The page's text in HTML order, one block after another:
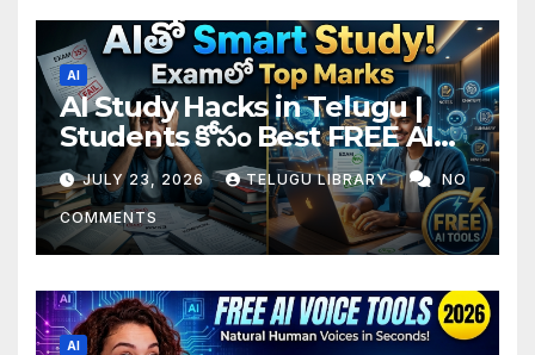
AI
AI Study Hacks in Telugu |
Students కోసం Best FREE AI
Tools & Smart Study Tips
(2026)
JULY 23, 2026 TELUGU LIBRARY NO
COMMENTS
AI